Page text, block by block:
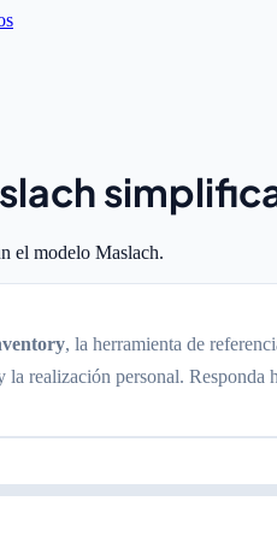
el modelo Maslach.
, la herramienta de
realización personal. Responda